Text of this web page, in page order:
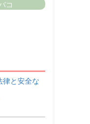
念セール第2
のお知らせ
念セール｜対
エギー)入荷い
ィスポ 2)入荷
コ
律と安全な